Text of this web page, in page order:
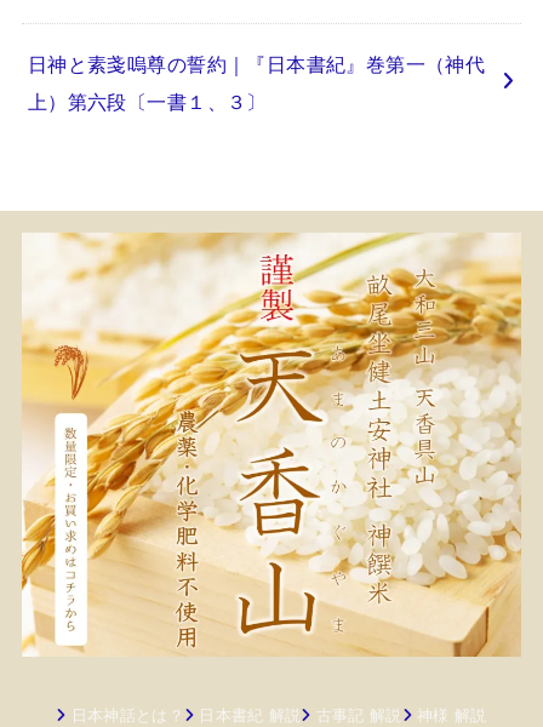
日神と素戔嗚尊の誓約｜『日本書紀』巻第一（神代
上）第六段〔一書１、３〕
日本神話とは？ 日本書紀 解説 古事記 解説 神様 解説